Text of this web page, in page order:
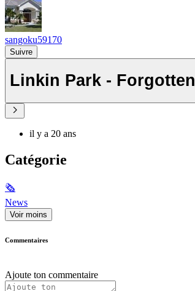
sangoku59170
Suivre
Linkin Park - Forgotten
il y a 20 ans
Catégorie
🗞
News
Voir moins
Commentaires
Ajoute ton commentaire